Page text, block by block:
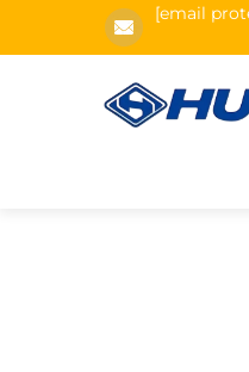
[email